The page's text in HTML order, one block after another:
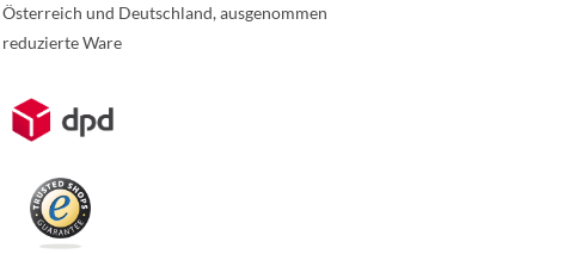
Österreich und Deutschland, ausgenommen
reduzierte Ware
Weitere Informationen über den gesperrten Inhalt.